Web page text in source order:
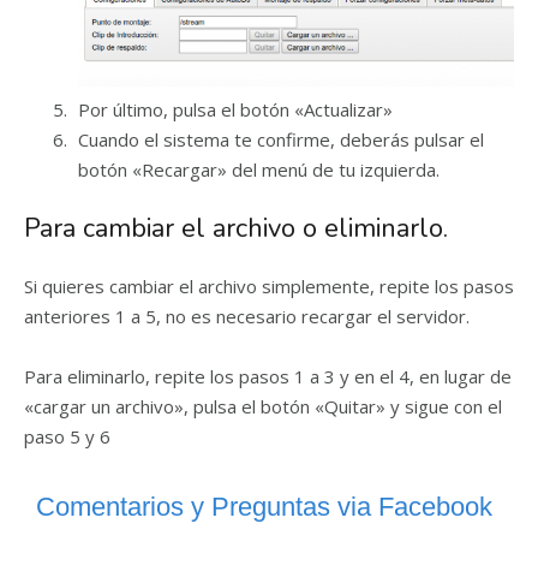
Por último, pulsa el botón «Actualizar»
Cuando el sistema te confirme, deberás pulsar el
botón «Recargar» del menú de tu izquierda.
Para cambiar el archivo o eliminarlo.
Si quieres cambiar el archivo simplemente, repite los pasos
anteriores 1 a 5, no es necesario recargar el servidor.
Para eliminarlo, repite los pasos 1 a 3 y en el 4, en lugar de
«cargar un archivo», pulsa el botón «Quitar» y sigue con el
paso 5 y 6
Comentarios y Preguntas via Facebook